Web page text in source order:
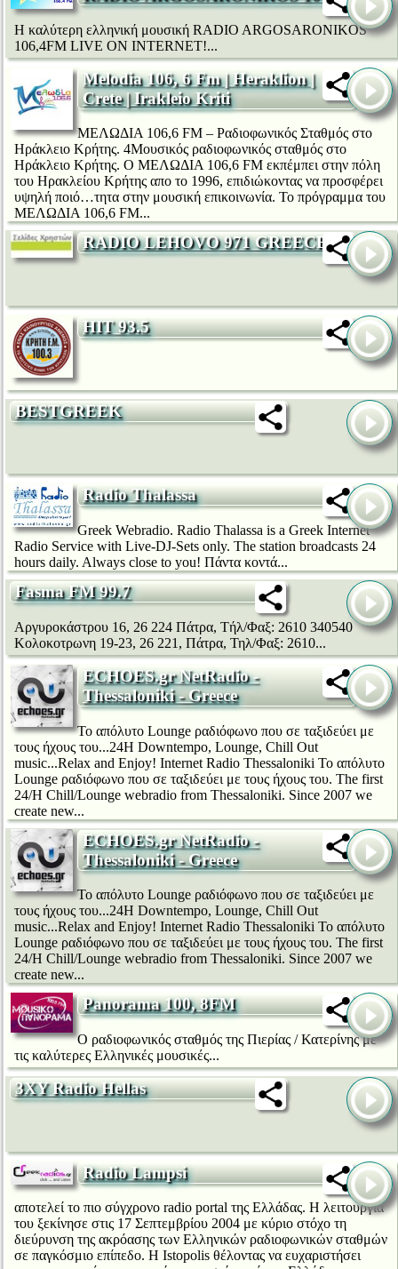
Η καλύτερη ελληνική μουσική RADIO ARGOSARONIKOS
106,4FM LIVE ON INTERNET!...
Melodia 106, 6 Fm | Heraklion |
Crete | Irakleio Kriti
ΜΕΛΩΔΙΑ 106,6 FM – Ραδιοφωνικός Σταθμός στο
Ηράκλειο Κρήτης. 4Μουσικός ραδιοφωνικός σταθμός στο
Ηράκλειο Κρήτης. Ο ΜΕΛΩΔΙΑ 106,6 FM εκπέμπει στην πόλη
του Ηρακλείου Κρήτης απο το 1996, επιδιώκοντας να προσφέρει
υψηλή ποιό…τητα στην μουσική επικοινωνία. Το πρόγραμμα του
ΜΕΛΩΔΙΑ 106,6 FM...
RADIO LEHOVO 971 GREECE
HIT 93.5
BESTGREEK
Radio Thalassa
Greek Webradio. Radio Thalassa is a Greek Internet
Radio Service with Live-DJ-Sets only. The station broadcasts 24
hours daily. Always close to you! Πάντα κοντά...
Fasma FM 99.7
Αργυροκάστρου 16, 26 224 Πάτρα, Τήλ/Φαξ: 2610 340540
Κολοκοτρωνη 19-23, 26 221, Πάτρα, Τηλ/Φαξ: 2610...
ECHOES.gr NetRadio -
Thessaloniki - Greece
Το απόλυτο Lounge ραδιόφωνο που σε ταξιδεύει με
τους ήχους του...24H Downtempo, Lounge, Chill Out
music...Relax and Enjoy! Internet Radio Thessaloniki Το απόλυτο
Lounge ραδιόφωνο που σε ταξιδεύει με τους ήχους του. The first
24/H Chill/Lounge webradio from Thessaloniki. Since 2007 we
create new...
ECHOES.gr NetRadio -
Thessaloniki - Greece
Το απόλυτο Lounge ραδιόφωνο που σε ταξιδεύει με
τους ήχους του...24H Downtempo, Lounge, Chill Out
music...Relax and Enjoy! Internet Radio Thessaloniki Το απόλυτο
Lounge ραδιόφωνο που σε ταξιδεύει με τους ήχους του. The first
24/H Chill/Lounge webradio from Thessaloniki. Since 2007 we
create new...
Panorama 100, 8FM
Ο ραδιοφωνικός σταθμός της Πιερίας / Κατερίνης με
τις καλύτερες Ελληνικές μουσικές...
3XY Radio Hellas
Radio Lampsi
αποτελεί το πιο σύγχρονο radio portal της Ελλάδας. Η λειτουργία
του ξεκίνησε στις 17 Σεπτεμβρίου 2004 με κύριο στόχο τη
διεύρυνση της ακρόασης των Ελληνικών ραδιοφωνικών σταθμών
σε παγκόσμιο επίπεδο. Η Istopolis θέλοντας να ευχαριστήσει